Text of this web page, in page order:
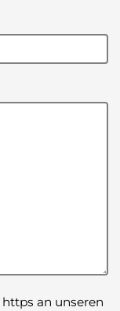
an unseren